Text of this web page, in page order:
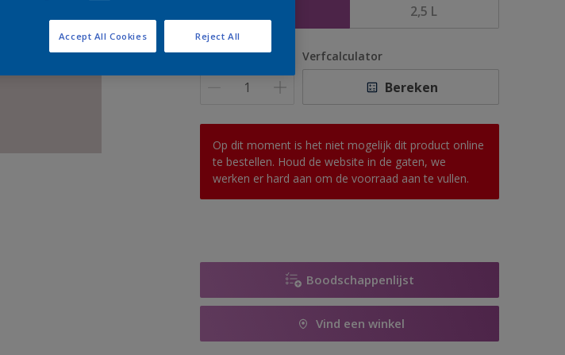
2,5 L
Aantal Verfcalculator
Bereken
Op dit moment is het niet mogelijk dit product online
te bestellen. Houd de website in de gaten, we
werken er hard aan om de voorraad aan te vullen.
Boodschappenlijst
Vind een winkel
Reject All
Accept All Cookies